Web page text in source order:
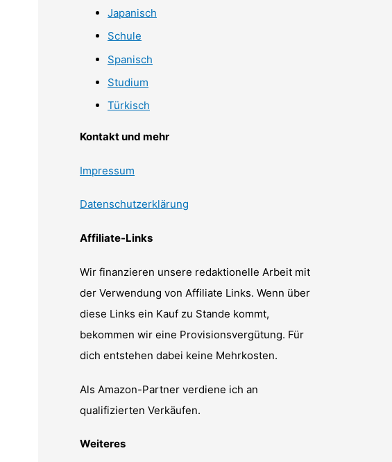
Japanisch
Schule
Spanisch
Studium
Türkisch
Kontakt und mehr
Impressum
Datenschutzerklärung
Affiliate-Links
Wir finanzieren unsere redaktionelle Arbeit mit
der Verwendung von Affiliate Links. Wenn über
diese Links ein Kauf zu Stande kommt,
bekommen wir eine Provisionsvergütung. Für
dich entstehen dabei keine Mehrkosten.
Als Amazon-Partner verdiene ich an
qualifizierten Verkäufen.
Weiteres